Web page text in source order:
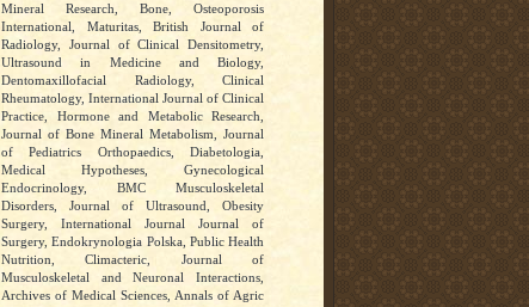
Mineral Research, Bone, Osteoporosis
International, Maturitas, British Journal of
Radiology, Journal of Clinical Densitometry,
Ultrasound in Medicine and Biology,
Dentomaxillofacial Radiology, Clinical
Rheumatology, International Journal of Clinical
Practice, Hormone and Metabolic Research,
Journal of Bone Mineral Metabolism, Journal
of Pediatrics Orthopaedics, Diabetologia,
Medical Hypotheses, Gynecological
Endocrinology, BMC Musculoskeletal
Disorders, Journal of Ultrasound, Obesity
Surgery, International Journal Journal of
Surgery, Endokrynologia Polska, Public Health
Nutrition, Climacteric, Journal of
Musculoskeletal and Neuronal Interactions,
Archives of Medical Sciences, Annals of Agric